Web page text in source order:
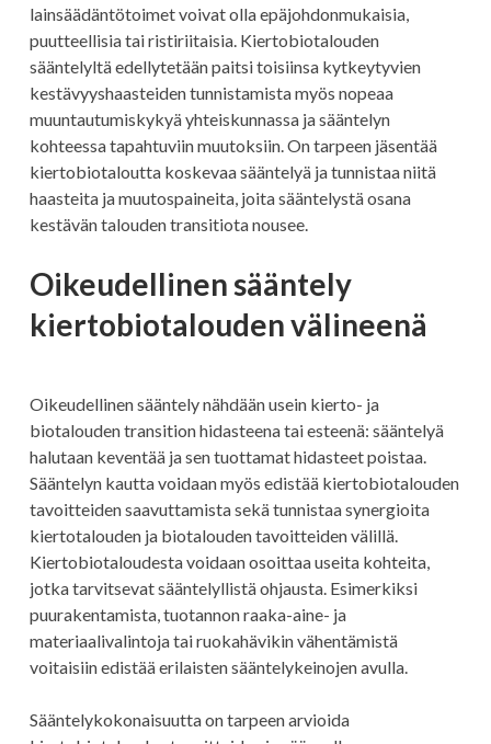
lainsäädäntötoimet voivat olla epäjohdonmukaisia,
puutteellisia tai ristiriitaisia. Kiertobiotalouden
sääntelyltä edellytetään paitsi toisiinsa kytkeytyvien
kestävyyshaasteiden tunnistamista myös nopeaa
muuntautumiskykyä yhteiskunnassa ja sääntelyn
kohteessa tapahtuviin muutoksiin. On tarpeen jäsentää
kiertobiotaloutta koskevaa sääntelyä ja tunnistaa niitä
haasteita ja muutospaineita, joita sääntelystä osana
kestävän talouden transitiota nousee.
Oikeudellinen sääntely
kiertobiotalouden välineenä
Oikeudellinen sääntely nähdään usein kierto- ja
biotalouden transition hidasteena tai esteenä: sääntelyä
halutaan keventää ja sen tuottamat hidasteet poistaa.
Sääntelyn kautta voidaan myös edistää kiertobiotalouden
tavoitteiden saavuttamista sekä tunnistaa synergioita
kiertotalouden ja biotalouden tavoitteiden välillä.
Kiertobiotaloudesta voidaan osoittaa useita kohteita,
jotka tarvitsevat sääntelyllistä ohjausta. Esimerkiksi
puurakentamista, tuotannon raaka-aine- ja
materiaalivalintoja tai ruokahävikin vähentämistä
voitaisiin edistää erilaisten sääntelykeinojen avulla.
Sääntelykokonaisuutta on tarpeen arvioida